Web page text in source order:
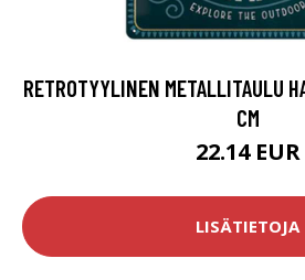
RETROTYYLINEN METALLITAULU
CM
22.14 EUR
LISÄTIETOJA